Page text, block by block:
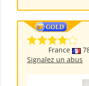
France
Signalez un abus